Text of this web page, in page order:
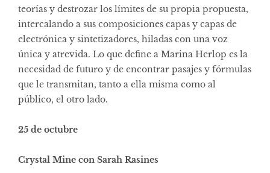
teorías y destrozar los límites de su propia propuesta,
intercalando a sus composiciones capas y capas de
electrónica y sintetizadores, hiladas con una voz
única y atrevida. Lo que define a Marina Herlop es la
necesidad de futuro y de encontrar pasajes y fórmulas
que le transmitan, tanto a ella misma como al
público, el otro lado.
25 de octubre
Crystal Mine con Sarah Rasines